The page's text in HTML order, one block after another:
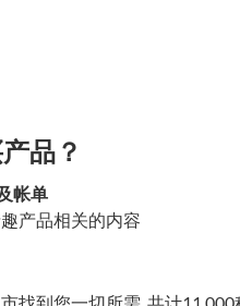
品？
帐单
产品相关的内容